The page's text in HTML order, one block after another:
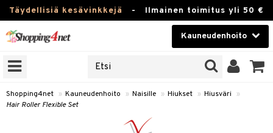
Täydellisiä kesävinkkejä - Ilmainen toimitus yli 50 €
Kauneudenhoito
Kauneudenhoito
Piilolinssit
Shopping4net » Kauneudenhoito » Naisille » Hiukset » Hiusväri
»
Hair Roller Flexible Set